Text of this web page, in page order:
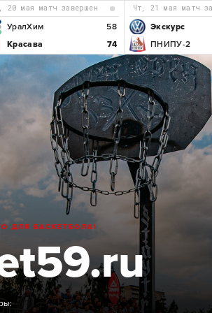
20 мая матч завершен
УралХим
58
Красава
74
чт, 21 мая матч
Экскурс
ПНИПУ-2
ДЛЯ БАСКЕТБОЛА!